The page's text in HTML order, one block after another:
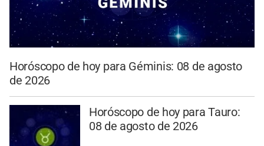
Horóscopo de hoy para Géminis: 08 de agosto
de 2026
Horóscopo de hoy para Tauro:
08 de agosto de 2026